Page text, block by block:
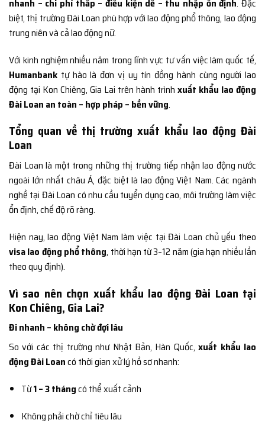
nhanh – chi phí thấp – điều kiện dễ – thu nhập ổn định. Đặc
biệt, thị trường Đài Loan phù hợp với lao động phổ thông, lao động
trung niên và cả lao động nữ.
Với kinh nghiệm nhiều năm trong lĩnh vực tư vấn việc làm quốc tế,
Humanbank tự hào là đơn vị uy tín đồng hành cùng người lao
động tại Kon Chiêng, Gia Lai trên hành trình xuất khẩu lao động
Đài Loan an toàn – hợp pháp – bền vững.
Tổng quan về thị trường xuất khẩu lao động Đài
Loan
Đài Loan là một trong những thị trường tiếp nhận lao động nước
ngoài lớn nhất châu Á, đặc biệt là lao động Việt Nam. Các ngành
nghề tại Đài Loan có nhu cầu tuyển dụng cao, môi trường làm việc
ổn định, chế độ rõ ràng.
Hiện nay, lao động Việt Nam làm việc tại Đài Loan chủ yếu theo
visa lao động phổ thông, thời hạn từ 3–12 năm (gia hạn nhiều lần
theo quy định).
Vì sao nên chọn xuất khẩu lao động Đài Loan tại
Kon Chiêng, Gia Lai?
Đi nhanh – không chờ đợi lâu
So với các thị trường như Nhật Bản, Hàn Quốc,xuất khẩu lao
động Đài Loancó thời gian xử lý hồ sơ nhanh:
Từ1 – 3 thángcó thể xuất cảnh
Không phải chờ chỉ tiêu lâu